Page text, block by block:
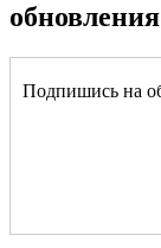
Подпишись на